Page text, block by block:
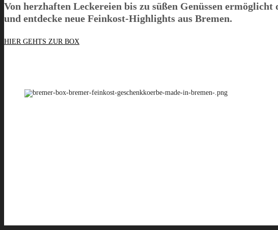
Von herzhaften Leckereien bis zu süßen Genüssen ermöglicht
und entdecke neue Feinkost-Highlights aus Bremen.
HIER GEHTS ZUR BOX